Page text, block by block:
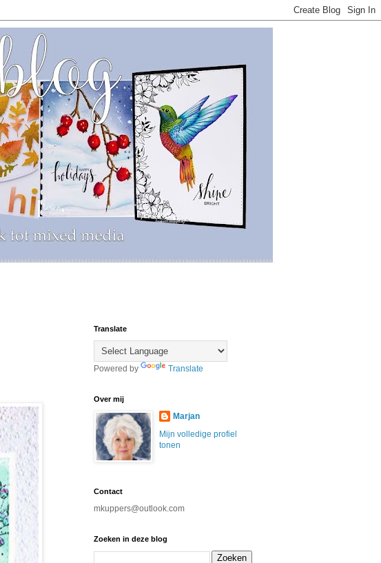
Translate
Powered by Translate
Over mij
Marjan
Mijn volledige profiel
tonen
Contact
mkuppers@outlook.com
Zoeken in deze blog